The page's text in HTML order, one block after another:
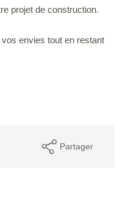
projet de construction.
envies tout en restant
Partager